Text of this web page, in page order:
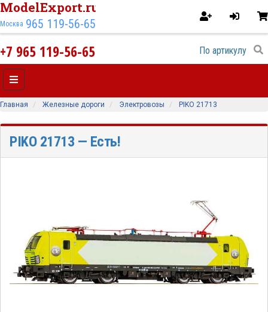
ModelExport.ru
Москва 965 119-56-65
+7 965 119-56-65
Главная Железные дороги Электровозы PIKO 21713
PIKO 21713 — Есть!